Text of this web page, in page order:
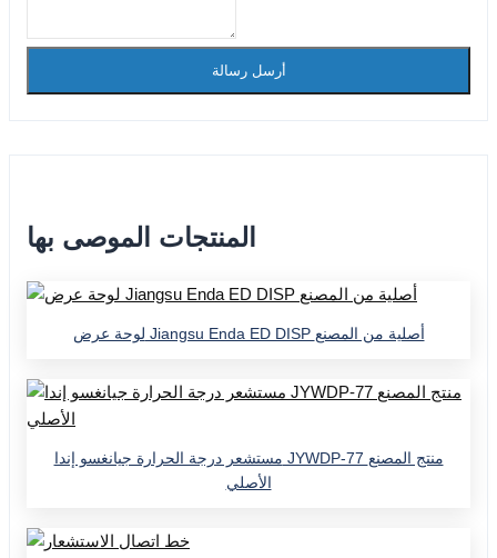
أرسل رسالة
المنتجات الموصى بها
لوحة عرض Jiangsu Enda ED DISP أصلية من المصنع
مستشعر درجة الحرارة جيانغسو إندا JYWDP-77 منتج المصنع
الأصلي